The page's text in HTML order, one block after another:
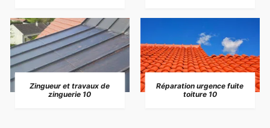
Zingueur et travaux de
zinguerie 10
Réparation urgence fuite
toiture 10